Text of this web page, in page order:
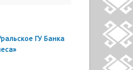
ГУ Банка